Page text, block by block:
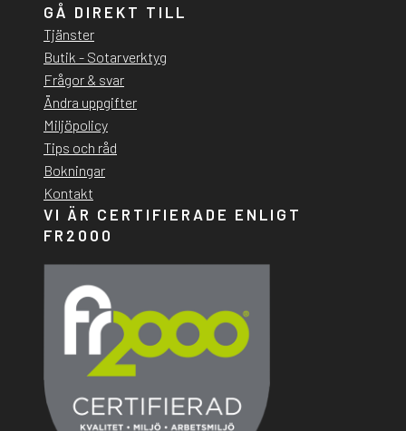
GÅ DIREKT TILL
Tjänster
Butik - Sotarverktyg
Frågor & svar
Ändra uppgifter
Miljöpolicy
Tips och råd
Bokningar
Kontakt
VI ÄR CERTIFIERADE ENLIGT
FR2000